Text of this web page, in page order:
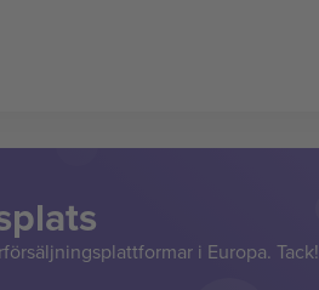
i Europa. Tack!